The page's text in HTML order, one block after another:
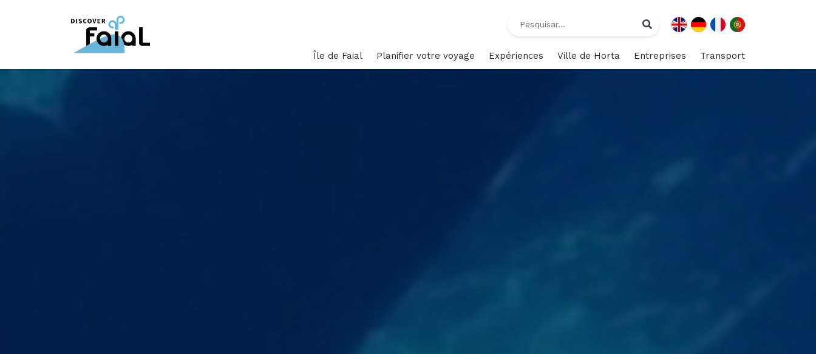
Île de Faial Planifier votre voyage Expériences Ville de Horta Entreprises Transport